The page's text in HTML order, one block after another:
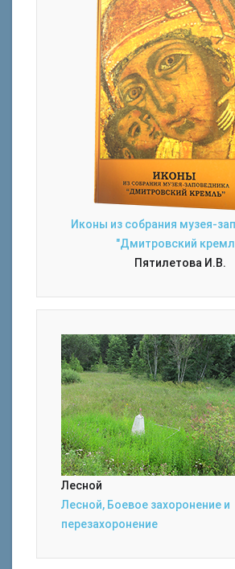
Иконы из собрания музея-
"Дмитровский
Пятилетова И.В.
Лесной
Лесной, Боевое захоронение и
перезахоронение